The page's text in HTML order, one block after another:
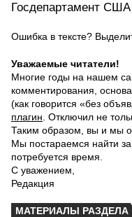
Госдепартамент
Ошибка в тексте?
Уважаемые читатели!
Многие годы на нашем
комментирования,
(как говорится «без
плагин . Отключил не
Таким образом, вы и мы
Мы постараемся найти
потребуется время.
С уважением,
Редакция
МАТЕРИАЛЫ РАЗДЕЛА